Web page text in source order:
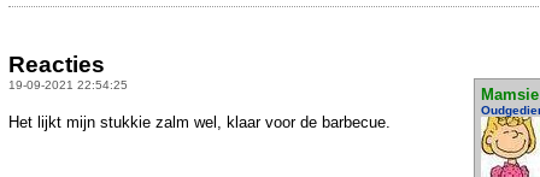
Reacties
19-09-2021 22:54:25
Mamsie
Het lijkt mijn stukkie zalm wel, klaar voor de barbecue.